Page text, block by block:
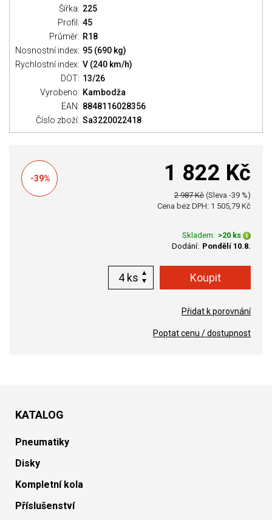
Šířka: 225
Profil: 45
Průměr: R18
Nosnostní index: 95 (690 kg)
Rychlostní index: V (240 km/h)
DOT: 13/26
Vyrobeno: Kambodža
EAN: 8848116028356
Číslo zboží: Sa3220022418
-39% 1 822 Kč
2 987 Kč (Sleva -39 %)
Cena bez DPH: 1 505,79 Kč
Skladem: >20 ks
Dodání: Pondělí 10.8.
ks
Přidat k porovnání
Poptat cenu / dostupnost
KATALOG
Pneumatiky
Disky
Kompletní kola
Příslušenství